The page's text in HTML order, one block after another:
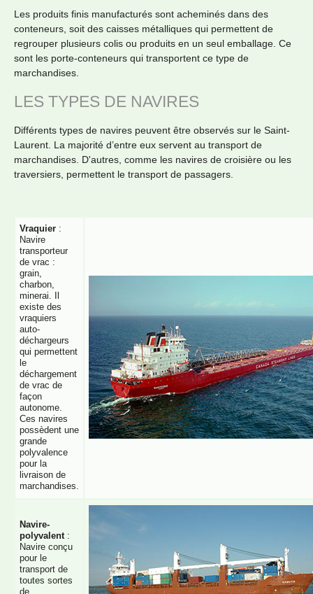
Les produits finis manufacturés sont acheminés dans des
conteneurs, soit des caisses métalliques qui permettent de
regrouper plusieurs colis ou produits en un seul emballage. Ce
sont les porte-conteneurs qui transportent ce type de
marchandises.
LES TYPES DE NAVIRES
Différents types de navires peuvent être observés sur le Saint-
Laurent. La majorité d’entre eux servent au transport de
marchandises. D'autres, comme les navires de croisière ou les
traversiers, permettent le transport de passagers.
Vraquier :
Navire
transporteur
de vrac :
grain,
charbon,
minerai. Il
existe des
vraquiers
auto-
déchargeurs
qui permettent
le
déchargement
de vrac de
façon
autonome.
Ces navires
possèdent une
grande
polyvalence
pour la
livraison de
marchandises.
Navire-
polyvalent :
Navire conçu
pour le
transport de
toutes sortes
de